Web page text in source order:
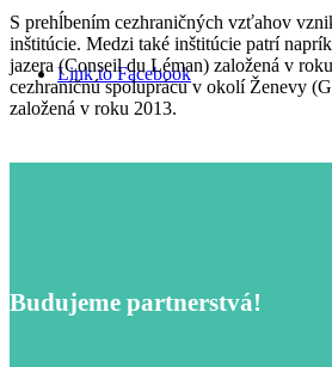
Link to Facebook
S prehĺbením cezhraničných vzťahov
inštitúcie. Medzi také inštitúcie patrí
jazera (Conseil du Léman) založená v
cezhraničnú spoluprácu v okolí Ženevy
založená v roku 2013.
Budujeme partnerstvá!